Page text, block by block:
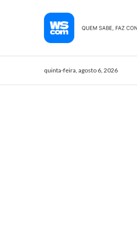
quinta-feira, agosto 6, 2026